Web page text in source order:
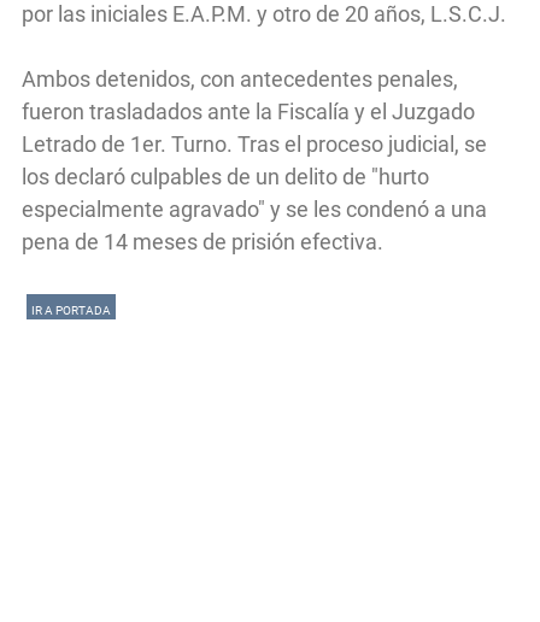
por las iniciales E.A.P.M. y otro de 20 años, L.S.C.J.
Ambos detenidos, con antecedentes penales,
fueron trasladados ante la Fiscalía y el Juzgado
Letrado de 1er. Turno. Tras el proceso judicial, se
los declaró culpables de un delito de "hurto
especialmente agravado" y se les condenó a una
pena de 14 meses de prisión efectiva.
IR A PORTADA